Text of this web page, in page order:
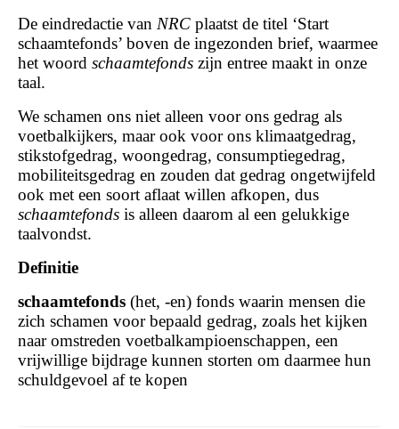
De eindredactie van NRC plaatst de titel ‘Start
schaamtefonds’ boven de ingezonden brief, waarmee
het woord schaamtefonds zijn entree maakt in onze
taal.
We schamen ons niet alleen voor ons gedrag als
voetbalkijkers, maar ook voor ons klimaatgedrag,
stikstofgedrag, woongedrag, consumptiegedrag,
mobiliteitsgedrag en zouden dat gedrag ongetwijfeld
ook met een soort aflaat willen afkopen, dus
schaamtefonds is alleen daarom al een gelukkige
taalvondst.
Definitie
schaamtefonds (het, -en) fonds waarin mensen die
zich schamen voor bepaald gedrag, zoals het kijken
naar omstreden voetbalkampioenschappen, een
vrijwillige bijdrage kunnen storten om daarmee hun
schuldgevoel af te kopen